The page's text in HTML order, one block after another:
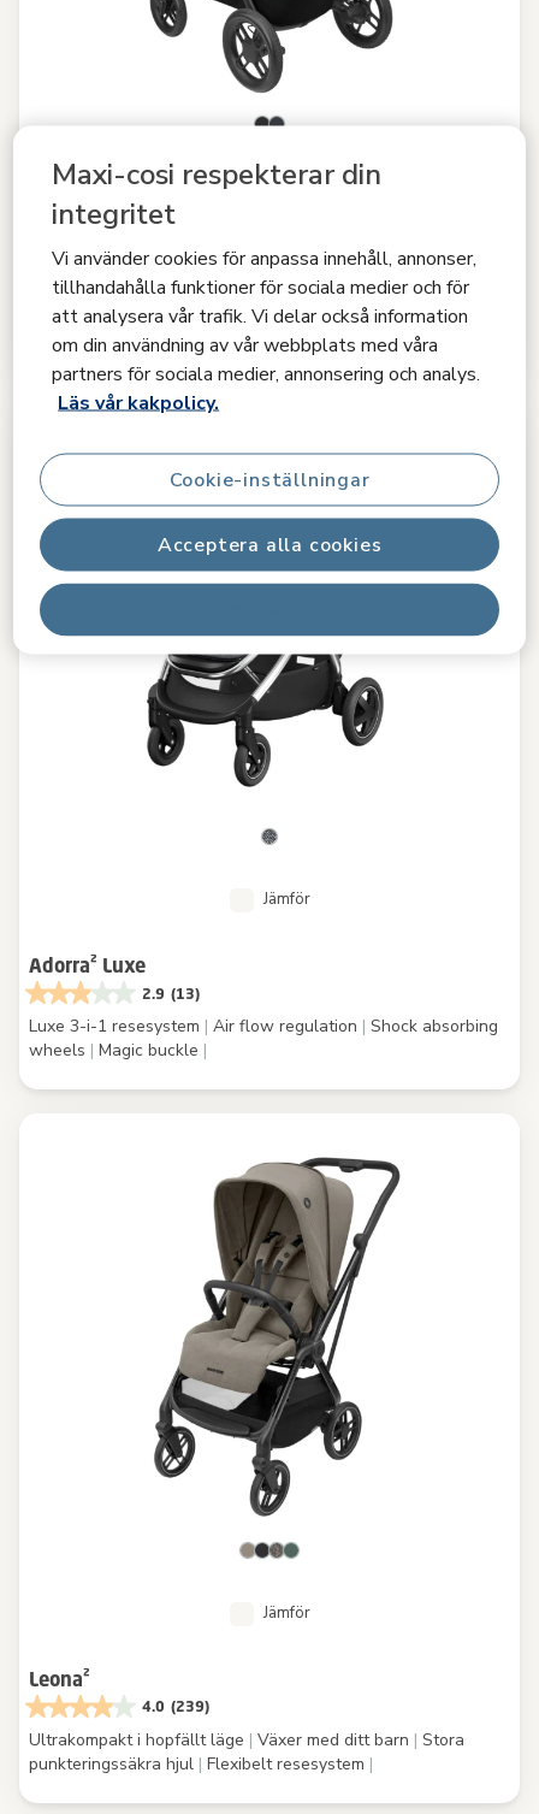
Maxi-cosi respekterar din
integritet
Vi använder cookies för anpassa innehåll, annonser,
tillhandahålla funktioner för sociala medier och för
att analysera vår trafik. Vi delar också information
om din användning av vår webbplats med våra
partners för sociala medier, annonsering och analys.
Läs vår kakpolicy.
Acceptera alla cookies
Cookie-inställningar
Jämför
Lila XP Plus
4.4 (62)
Plats att växa|Enkel att manövrera|Stor förvaringskorg
dig an alla underlag|
Jämför
Adorra² Luxe
2.9 (13)
Luxe 3-i-1 resesystem | Air flow regulation | Shock absorbing
wheels | Magic buckle |
Jämför
Leona²
4.0 (239)
Ultrakompakt i hopfällt läge | Växer med ditt barn | Stora
punkteringssäkra hjul | Flexibelt resesystem |